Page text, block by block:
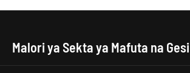
Malori ya Sekta ya Mafuta na Gesi